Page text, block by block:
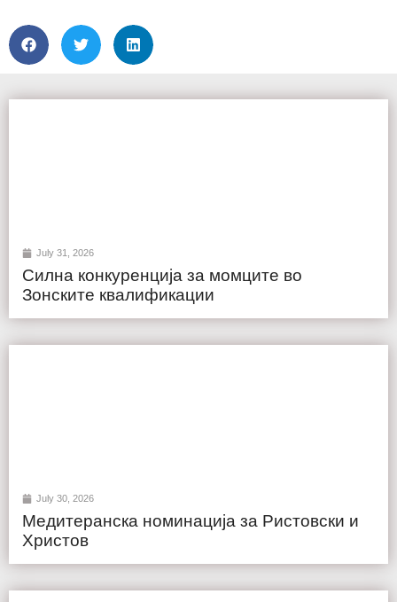
July 31, 2026
Силна конкуренција за момците во
Зонските квалификации
July 30, 2026
Медитеранска номинација за Ристовски и
Христов